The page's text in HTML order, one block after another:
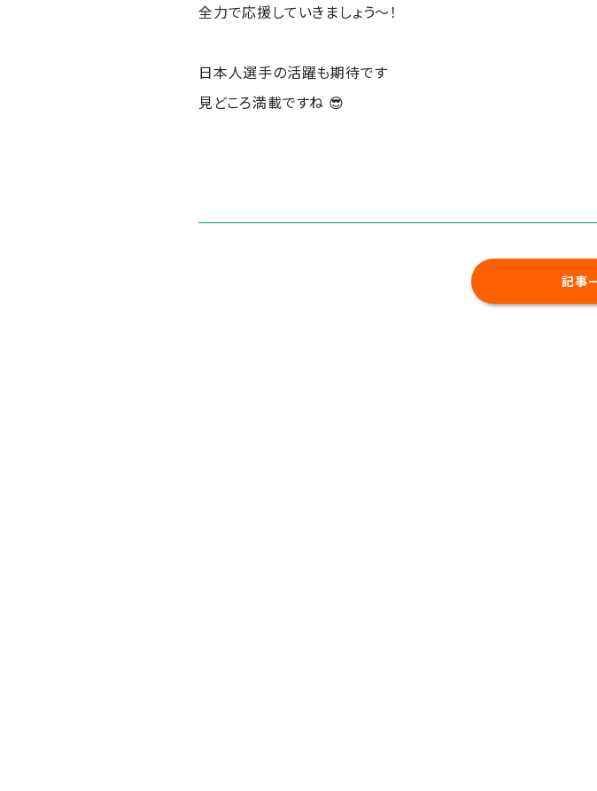
全力で応援していきましょう～！
日本人選手の活躍も期待です
見どころ満載ですね 😎
記事